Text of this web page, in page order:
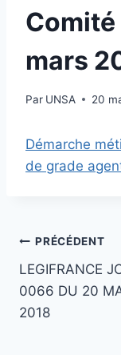
mars
Par UNSA 20
Démarche
de grade
Navigation
de
l’article
PRÉCÉDENT
LEGIFRANCE
0066 DU 20
2018